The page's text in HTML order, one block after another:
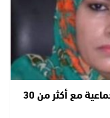
زلزال سياسي بالعيون… استقالة جماعية مع أكثر من 30